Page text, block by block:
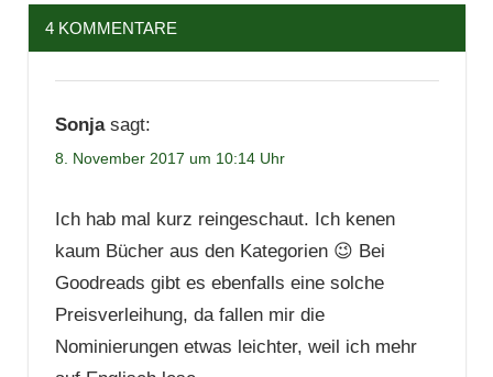
4 KOMMENTARE
Sonja sagt:
8. November 2017 um 10:14 Uhr
Ich hab mal kurz reingeschaut. Ich kenen
kaum Bücher aus den Kategorien 😉 Bei
Goodreads gibt es ebenfalls eine solche
Preisverleihung, da fallen mir die
Nominierungen etwas leichter, weil ich mehr